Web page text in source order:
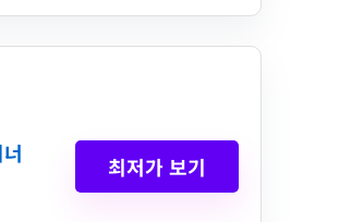
최저가 보기